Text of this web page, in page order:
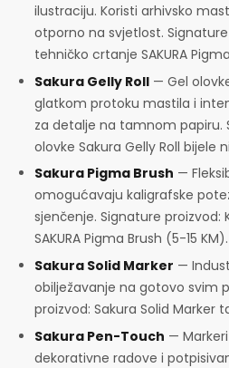
ilustraciju. Koristi arhivsko
otporno na svjetlost.
tehničko crtanje SAKURA
Sakura Gelly Roll — Gel
glatkom protoku mastila i
za detalje na tamnom papiru.
olovke Sakura Gelly Roll bijele
Sakura Pigma Brush —
omogućavaju kaligrafske
sjenčenje. Signature
SAKURA Pigma Brush (5-15 KM).
Sakura Solid Marker —
obilježavanje na gotovo svim
proizvod: Sakura Solid Marker
Sakura Pen-Touch —
dekorativne radove i